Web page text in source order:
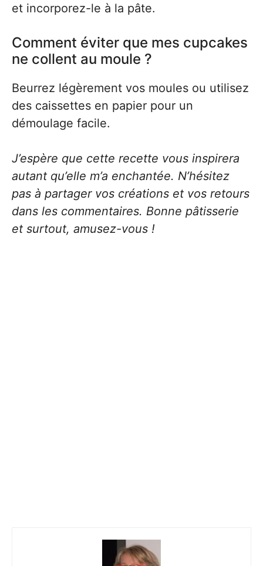
et incorporez-le à la pâte.
Comment éviter que mes cupcakes
ne collent au moule ?
Beurrez légèrement vos moules ou utilisez
des caissettes en papier pour un
démoulage facile.
J’espère que cette recette vous inspirera
autant qu’elle m’a enchantée. N’hésitez
pas à partager vos créations et vos retours
dans les commentaires. Bonne pâtisserie
et surtout, amusez-vous !